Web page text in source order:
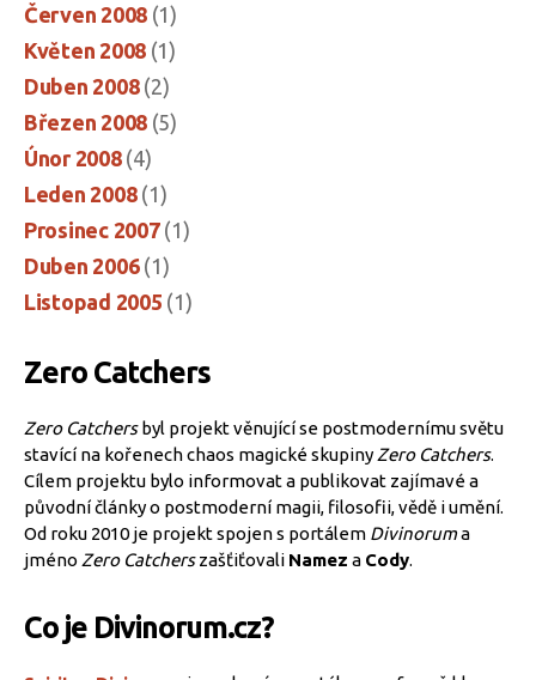
Červen 2008 (1)
Květen 2008 (1)
Duben 2008(2)
Březen 2008 (5)
Únor 2008(4)
Leden 2008(1)
Prosinec 2007(1)
Duben 2006(1)
Listopad 2005 (1)
Zero Catchers
Zero Catchersbyl projekt věnující se postmodernímu světu
stavící na kořenech chaos magické skupiny Zero Catchers.
Cílem projektu bylo informovat a publikovat zajímavé a
původní články o postmoderní magii, filosofii, vědě i umění.
Od roku 2010 je projekt spojen s portálem Divinoruma
jméno Zero Catcherszašťiťovali Namez a Cody.
Co je Divinorum.cz?